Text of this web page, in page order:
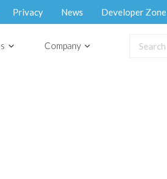
Privacy News Developer Zone
Company